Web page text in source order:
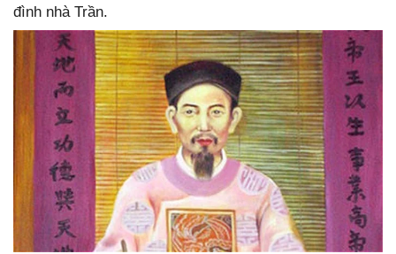
đình nhà Trần.